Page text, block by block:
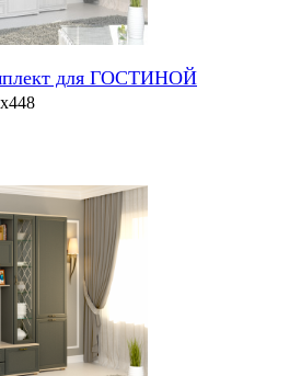
для ГОСТИНОЙ